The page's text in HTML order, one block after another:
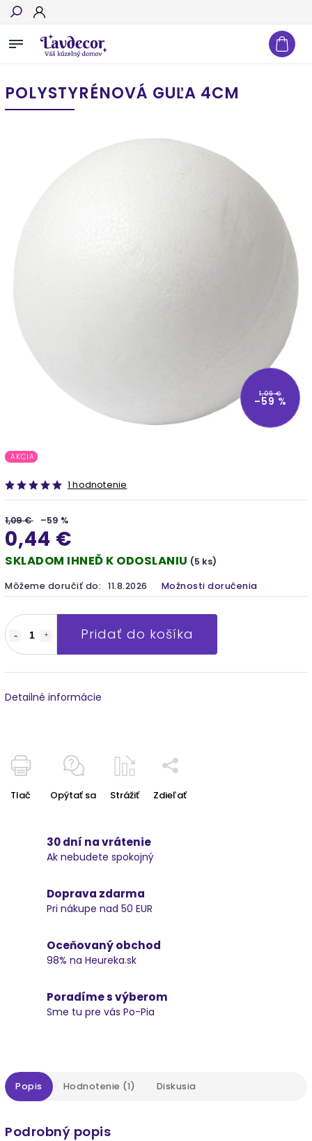
Hľadať
POLYSTYRÉNOVÁ GUĽA 4CM
1,09 €
–59 %
AKCIA
1 hodnotenie
1,09 € –59 %
0,44 €
SKLADOM IHNEĎ K ODOSLANIU (5 ks)
Môžeme doručiť do: 11.8.2026 Možnosti doručenia
Pridať do košíka
Detailné informácie
Tlač Opýtať sa Strážiť Zdieľať
30 dní na vrátenie
Ak nebudete spokojný
Doprava zdarma
Pri nákupe nad 50 EUR
Oceňovaný obchod
98% na Heureka.sk
Poradíme s výberom
Sme tu pre vás Po-Pia
Popis Hodnotenie (1) Diskusia
Podrobný popis